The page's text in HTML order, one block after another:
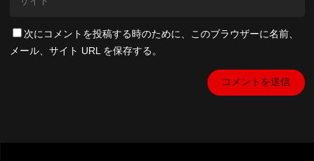
次にコメントを投稿する時のために、このブラウザーに名前、
メール、サイト URL を保存する。